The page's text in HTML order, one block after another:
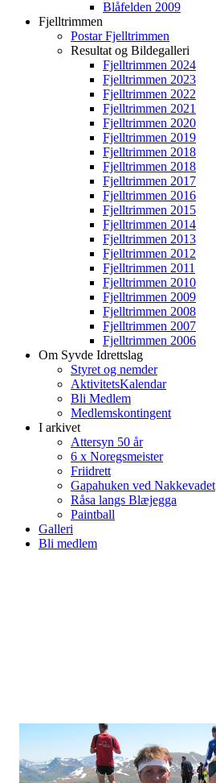
Blåfelden 2009
Fjelltrimmen
Postar Fjelltrimmen
Resultat og Bildegalleri
Fjelltrimmen 2024
Fjelltrimmen 2023
Fjelltrimmen 2022
Fjelltrimmen 2021
Fjelltrimmen 2020
Fjelltrimmen 2019
Fjelltrimmen 2018
Fjelltrimmen 2018
Fjelltrimmen 2017
Fjelltrimmen 2016
Fjelltrimmen 2015
Fjelltrimmen 2014
Fjelltrimmen 2013
Fjelltrimmen 2012
Fjelltrimmen 2011
Fjelltrimmen 2010
Fjelltrimmen 2009
Fjelltrimmen 2008
Fjelltrimmen 2007
Fjelltrimmen 2006
Om Syvde Idrettslag
Styret og nemder
AktivitetsKalendar
Bli Medlem
Medlemskontingent
I arkivet
Attersyn 50 år
6 x Noregsmeister
Friidrett
Gapahuken ved Nakkevadet
Råsa langs Blæjegga
Paintball
Galleri
Bli medlem